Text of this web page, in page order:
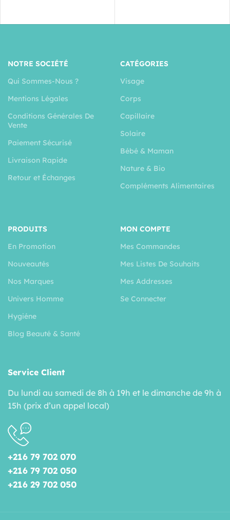
NOTRE SOCIÉTÉ
Qui Sommes-Nous ?
Mentions Légales
Conditions Générales De
Vente
Paiement Sécurisé
Livraison Rapide
Retour et Échanges
CATÉGORIES
Visage
Corps
Capillaire
Solaire
Bébé & Maman
Nature & Bio
Compléments Alimentaires
PRODUITS
En Promotion
Nouveautés
Nos Marques
Univers Homme
Hygiéne
Blog Beauté & Santé
MON COMPTE
Mes Commandes
Mes Listes De Souhaits
Mes Addresses
Se Connecter
Service Client
Du lundi au samedi de 8h à 19h et le dimanche de 9h à
15h (prix d’un appel local)
+216 79 702 070
+216 79 702 050
+216 29 702 050